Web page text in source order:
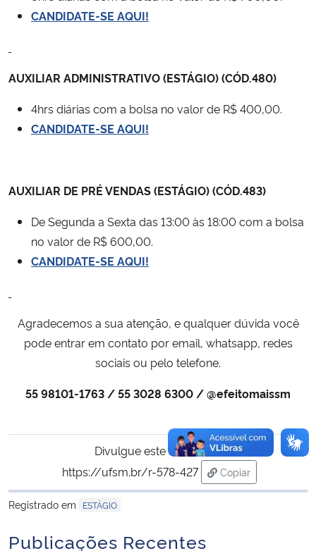
Ministério da Mulher, da Família e dos Direitos Humanos
Secretaria-Geral
Gabinete de Segurança Institucional
Advocacia-Geral da União
Banco Central do Brasil
Planalto
CANDIDATE-SE AQUI!
AUXILIAR ADMINISTRATIVO (ESTÁGIO) (CÓD.480)
4hrs diárias com a bolsa no valor de R$ 400,00.
CANDIDATE-SE AQUI!
AUXILIAR DE PRÉ VENDAS (ESTÁGIO) (CÓD.483)
De Segunda a Sexta das 13:00 às 18:00 com a bolsa
no valor de R$ 600,00.
CANDIDATE-SE AQUI!
Agradecemos a sua atenção, e qualquer dúvida você
pode entrar em contato por email, whatsapp, redes
sociais ou pelo telefone.
55 98101-1763 / 55 3028 6300 / @efeitomaissm
Divulgue este conteúdo:
https://ufsm.br/r-578-427
Copiar
para área de
Registrado em
ESTÁGIO
Publicações Recentes